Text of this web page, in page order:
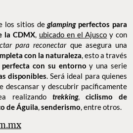
los sitios deglamping perfectos para
la CDMX, ubicado en el Ajusco y con
para reconectarque asegura una
con la naturaleza, esto a través
perfecta con su entorno y una serie
disponibles. Será ideal para quienes
descansar y descubrir pacíficamente
realizando trekking, ciclismo de
de Águila,senderismo, entre otros.